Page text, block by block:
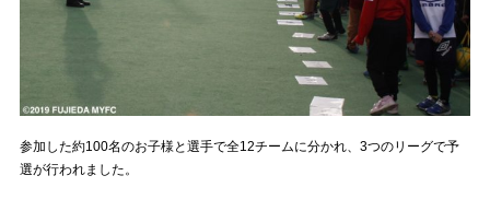
参加した約100名のお子様と選手で全12チームに分かれ、3つのリーグで予
選が行われました。